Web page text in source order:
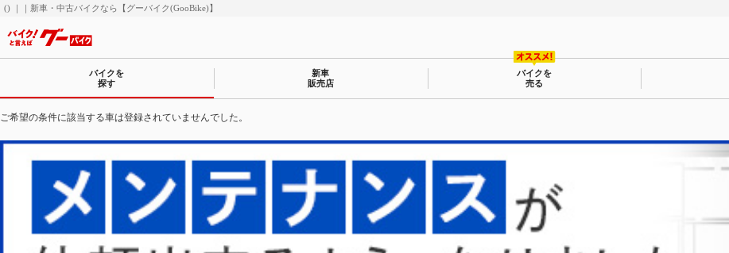
() ｜｜新車・中古バイクなら【グーバイク(GooBike)】
バイクを
探す
新車
販売店
バイクを
売る
ご希望の条件に該当する車は登録されていませんでした。